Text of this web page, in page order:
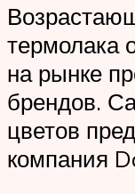
термолака
на рынке
брендов.
цветов
компания